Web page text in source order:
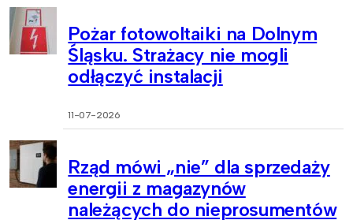
Pożar fotowoltaiki na Dolnym
Śląsku. Strażacy nie mogli
odłączyć instalacji
11-07-2026
Rząd mówi „nie” dla sprzedaży
energii z magazynów
należących do nieprosumentów